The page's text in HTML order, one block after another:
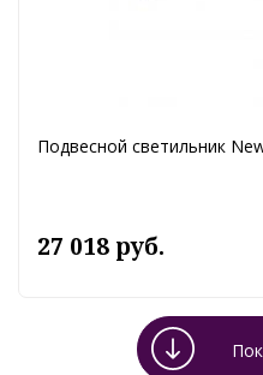
Подвесной светильник
27 018 руб.